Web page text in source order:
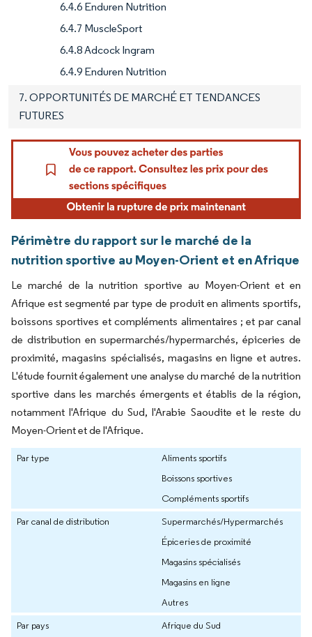
6.4.6 Enduren Nutrition
6.4.7 MuscleSport
6.4.8 Adcock Ingram
6.4.9 Enduren Nutrition
7. OPPORTUNITÉS DE MARCHÉ ET TENDANCES
FUTURES
Périmètre du rapport sur le marché de la
nutrition sportive au Moyen-Orient et en Afrique
Le marché de la nutrition sportive au Moyen-Orient et en
Afrique est segmenté par type de produit en aliments sportifs,
boissons sportives et compléments alimentaires ; et par canal
de distribution en supermarchés/hypermarchés, épiceries de
proximité, magasins spécialisés, magasins en ligne et autres.
L'étude fournit également une analyse du marché de la nutrition
sportive dans les marchés émergents et établis de la région,
notamment l'Afrique du Sud, l'Arabie Saoudite et le reste du
Moyen-Orient et de l'Afrique.
Par type
Aliments sportifs
Boissons sportives
Compléments sportifs
Par canal de distribution
Supermarchés/Hypermarchés
Épiceries de proximité
Magasins spécialisés
Magasins en ligne
Autres
Par pays
Afrique du Sud